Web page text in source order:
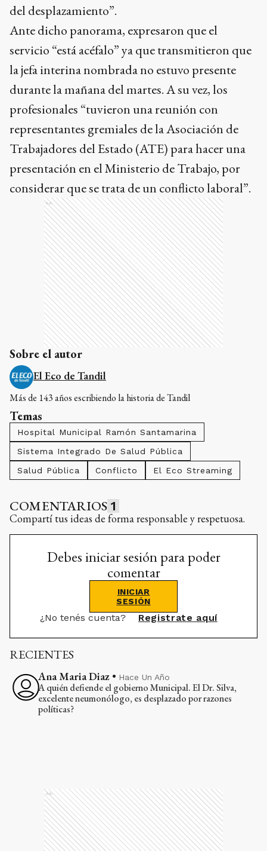
del desplazamiento”.
Ante dicho panorama, expresaron que el
servicio “está acéfalo” ya que transmitieron que
la jefa interina nombrada no estuvo presente
durante la mañana del martes. A su vez, los
profesionales “tuvieron una reunión con
representantes gremiales de la Asociación de
Trabajadores del Estado (ATE) para hacer una
presentación en el Ministerio de Trabajo, por
considerar que se trata de un conflicto laboral”.
Ads
Sobre el autor
El Eco de Tandil
Más de 143 años escribiendo la historia de Tandil
Temas
Hospital Municipal Ramón Santamarina
Sistema Integrado De Salud Pública
Salud Pública
Conflicto El Eco Streaming
COMENTARIOS 1
Compartí tus ideas de forma responsable y respetuosa.
Debes iniciar sesión para poder
comentar
INICIAR
SESIÓN
¿No tenés cuenta? Registrate aquí
RECIENTES
Ana Maria Diaz • Hace Un Año
A quién defiende el gobierno Municipal. El Dr. Silva,
excelente neumonólogo, es desplazado por razones
políticas?
Ads